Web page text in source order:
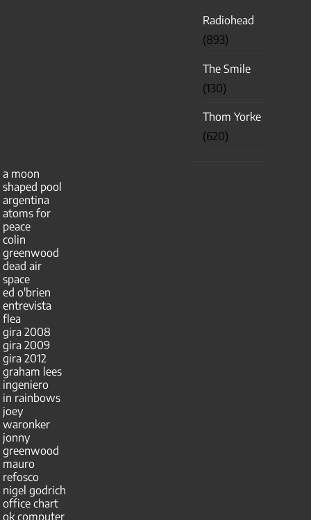
Radiohead
(893)
The Smile
(130)
Thom Yorke
(620)
a moon
shaped pool
argentina
atoms for
peace
colin
greenwood
dead air
space
ed o'brien
entrevista
flea
gira 2008
gira 2009
gira 2012
graham lees
ingeniero
in rainbows
joey
waronker
jonny
greenwood
mauro
refosco
nigel godrich
office chart
ok computer